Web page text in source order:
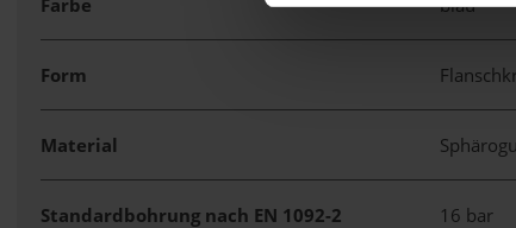
Form
Material
Standardbohrung nach EN 1092-2 16 bar